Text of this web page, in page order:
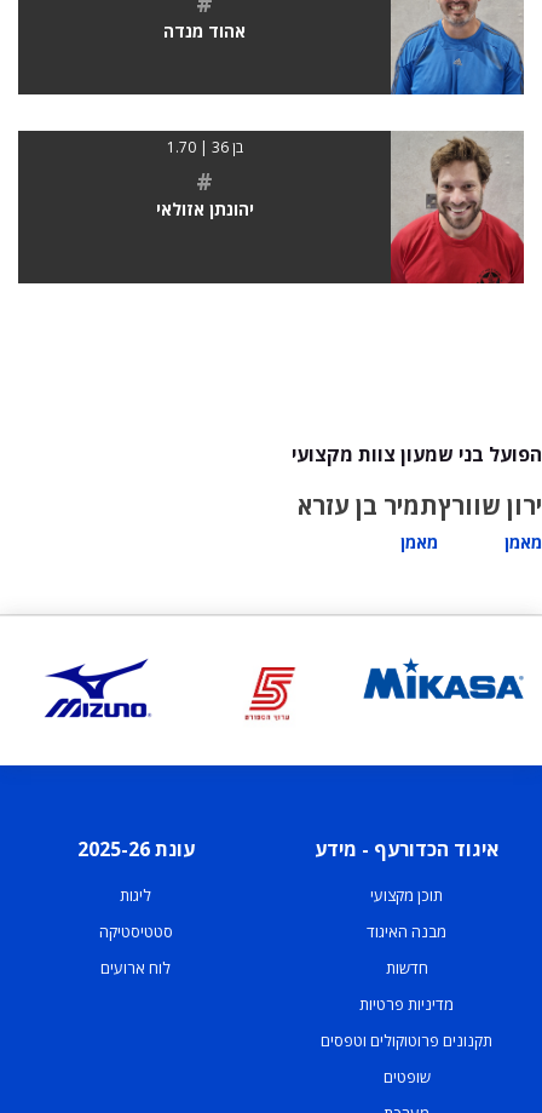
אהוד מנדה
בן 36 | 1.70
#
יהונתן אזולאי
הפועל בני שמעון צוות מקצועי
ירון שוורץ
מאמן
תמיר בן עזרא
מאמן
איגוד הכדורעף - מידע
תוכן מקצועי
מבנה האיגוד
חדשות
מדיניות פרטיות
תקנונים פרוטוקולים וטפסים
שופטים
עונת 2025-26
ליגות
סטטיסטיקה
לוח ארועים